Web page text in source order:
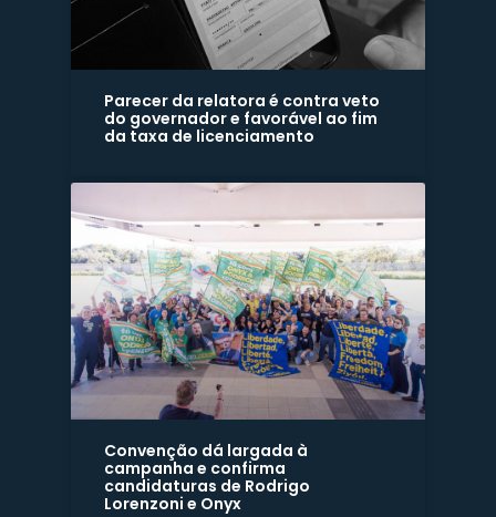
Parecer da relatora é contra veto
do governador e favorável ao fim
da taxa de licenciamento
Convenção dá largada à
campanha e confirma
candidaturas de Rodrigo
Lorenzoni e Onyx